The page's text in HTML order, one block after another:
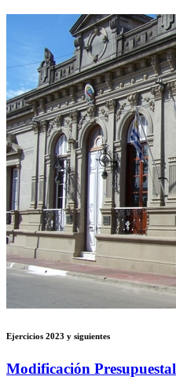
Ejercicios 2023 y siguientes
Modificación Presupuestal